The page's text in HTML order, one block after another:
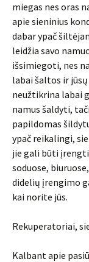
miegas nes oras
apie sieninius
dabar ypač
leidžia savo
išsimiegoti, nes
labai šaltos ir
neužtikrina labai
namus šaldyti,
papildomas
ypač reikalingi,
jie gali būti
soduose,
didelių įrengimo
kai norite jūs.
Rekuperatoriai,
Kalbant apie